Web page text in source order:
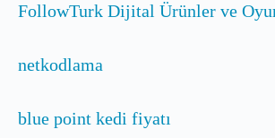
FollowTurk Dijital Ürünler ve
netkodlama
blue point kedi fiyatı